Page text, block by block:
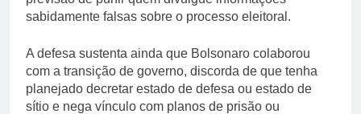
sabidamente falsas sobre o processo eleitoral.
A defesa sustenta ainda que Bolsonaro colaborou
com a transição de governo, discorda de que tenha
planejado decretar estado de defesa ou estado de
sítio e nega vínculo com planos de prisão ou